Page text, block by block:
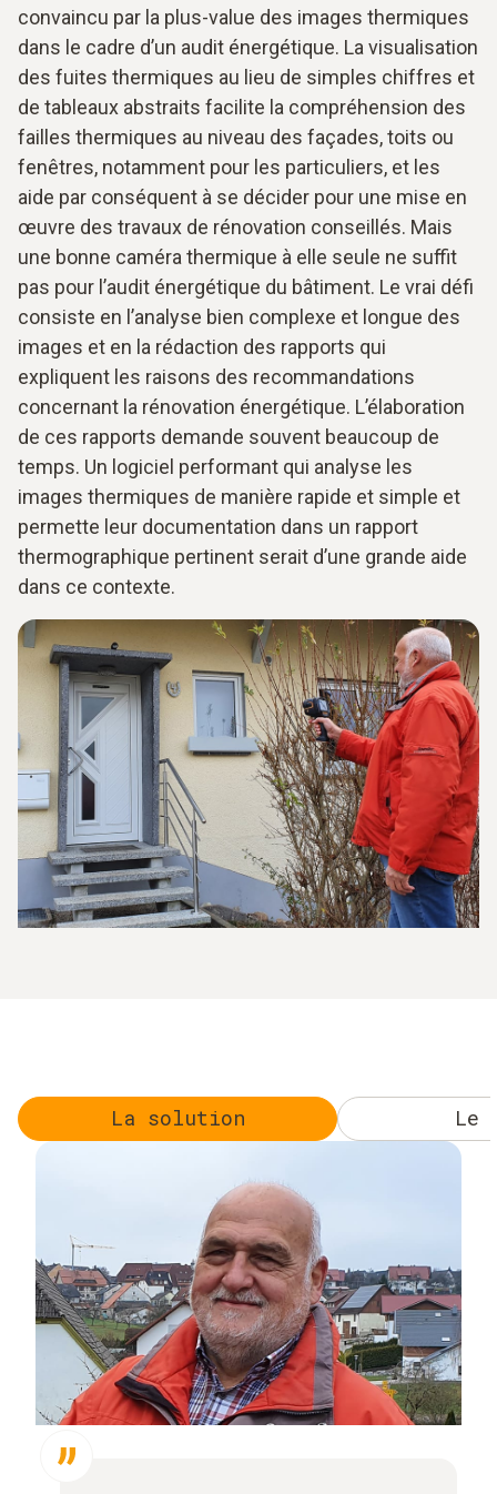
convaincu par la plus-value des images thermiques
dans le cadre d’un audit énergétique. La visualisation
des fuites thermiques au lieu de simples chiffres et
de tableaux abstraits facilite la compréhension des
failles thermiques au niveau des façades, toits ou
fenêtres, notamment pour les particuliers, et les
aide par conséquent à se décider pour une mise en
œuvre des travaux de rénovation conseillés. Mais
une bonne caméra thermique à elle seule ne suffit
pas pour l’audit énergétique du bâtiment. Le vrai défi
consiste en l’analyse bien complexe et longue des
images et en la rédaction des rapports qui
expliquent les raisons des recommandations
concernant la rénovation énergétique. L’élaboration
de ces rapports demande souvent beaucoup de
temps. Un logiciel performant qui analyse les
images thermiques de manière rapide et simple et
permette leur documentation dans un rapport
thermographique pertinent serait d’une grande aide
dans ce contexte.
La solution Le